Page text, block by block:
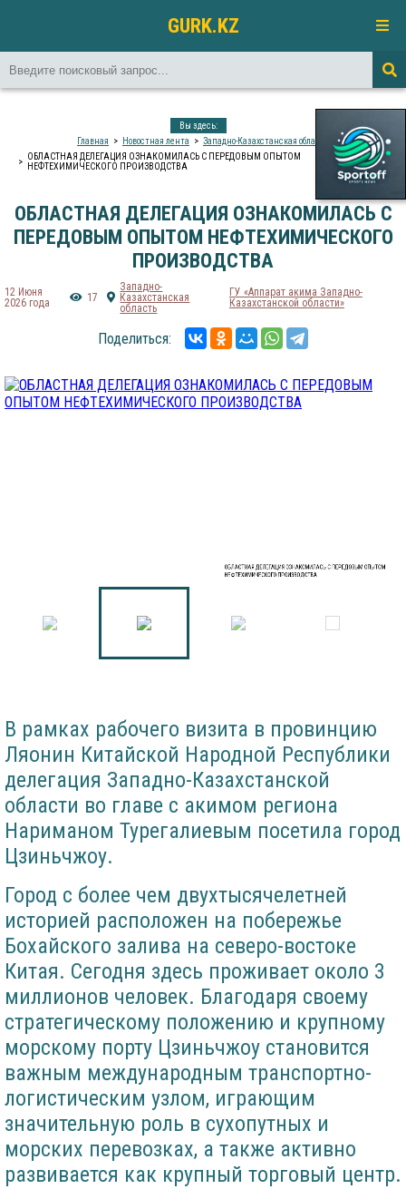
GURK.KZ
Вы здесь:
Главная
Новостная лента
Западно-Казахстанская область
ОБЛАСТНАЯ ДЕЛЕГАЦИЯ ОЗНАКОМИЛАСЬ С ПЕРЕДОВЫМ ОПЫТОМ
НЕФТЕХИМИЧЕСКОГО ПРОИЗВОДСТВА
ОБЛАСТНАЯ ДЕЛЕГАЦИЯ ОЗНАКОМИЛАСЬ С
ПЕРЕДОВЫМ ОПЫТОМ НЕФТЕХИМИЧЕСКОГО
ПРОИЗВОДСТВА
12 Июня
2026 года
17
Западно-
Казахстанская
область
ГУ «Аппарат акима Западно-
Казахстанской области»
Поделиться:
ОБЛАСТНАЯ ДЕЛЕГАЦИЯ ОЗНАКОМИЛАСЬ С ПЕРЕДОВЫМ ОПЫТОМ
НЕФТЕХИМИЧЕСКОГО ПРОИЗВОДСТВА
В рамках рабочего визита в провинцию
Ляонин Китайской Народной Республики
делегация Западно-Казахстанской
области во главе с акимом региона
Нариманом Турегалиевым посетила город
Цзиньчжоу.
Город с более чем двухтысячелетней
историей расположен на побережье
Бохайского залива на северо-востоке
Китая. Сегодня здесь проживает около 3
миллионов человек. Благодаря своему
стратегическому положению и крупному
морскому порту Цзиньчжоу становится
важным международным транспортно-
логистическим узлом, играющим
значительную роль в сухопутных и
морских перевозках, а также активно
развивается как крупный торговый центр.